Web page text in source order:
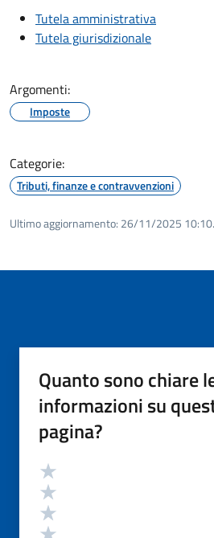
Tutela amministrativa
Tutela giurisdizionale
Argomenti:
Imposte
Categorie:
Tributi, finanze e contravvenzioni
Ultimo aggiornamento: 26/11/2025
Quanto sono chiare
informazioni su
pagina?
Valutazione